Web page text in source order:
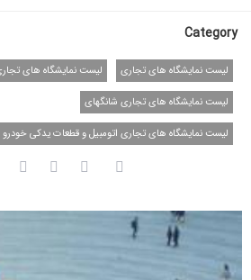
Category
لیست نمایشگاه های تجاری لیست نمایشگاه های
لیست نمایشگاه های تجاری شانگهای
لیست نمایشگاه های تجاری اتومبیل و قطعات یدکی خودرو